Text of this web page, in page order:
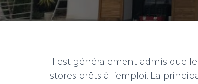
Il est généralement admis que
stores prêts à l’emploi. La